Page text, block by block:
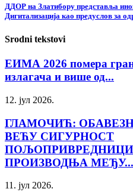
ДДОР на Златибору представља
Дигитализација као предуслов за
Srodni tekstovi
ЕИМА 2026 помера
излагача и више од...
12. јул 2026.
ГЛАМОЧИЋ:
ВЕЋУ СИГУРНОСТ
ПРОИЗВОДЊА МЕЂУ...
11. јул 2026.